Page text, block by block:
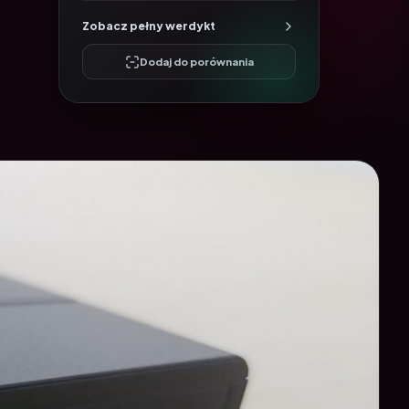
Zobacz pełny werdykt
Dodaj do porównania